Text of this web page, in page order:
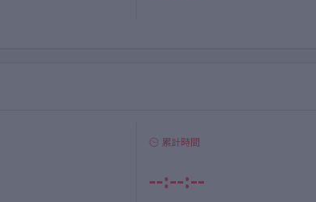
累計時間
--:--:--